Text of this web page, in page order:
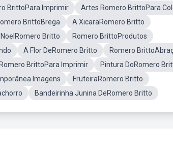
BrittoPara Imprimir
Artes Romero BrittoPara
BrittoBrega
A XicaraRomero Britto
Britto
Romero BrittoProdutos
A Flor DeRomero Britto
Romero
BrittoPara Imprimir
Pintura DoRomero
Imagens
FruteiraRomero Britto
Bandeirinha Junina DeRomero Britto